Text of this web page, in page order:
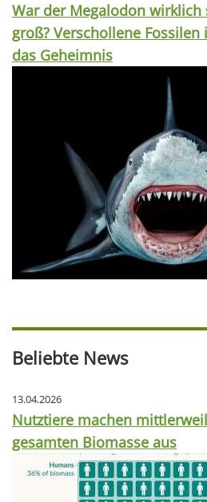
War der Megalodon
groß? Verschollene
das Geheimnis
Beliebte News
13.04.2026
Nutztiere machen
gesamten Biomasse aus